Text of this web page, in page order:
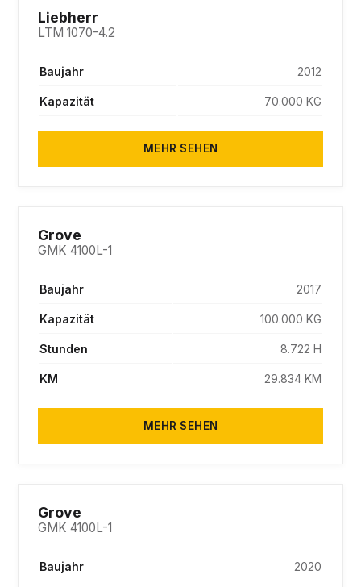
Liebherr
LTM 1070-4.2
Baujahr 2012
Kapazität 70.000 KG
MEHR SEHEN
Grove
GMK 4100L-1
Baujahr 2017
Kapazität 100.000 KG
Stunden 8.722 H
KM 29.834 KM
MEHR SEHEN
Grove
GMK 4100L-1
Baujahr 2020